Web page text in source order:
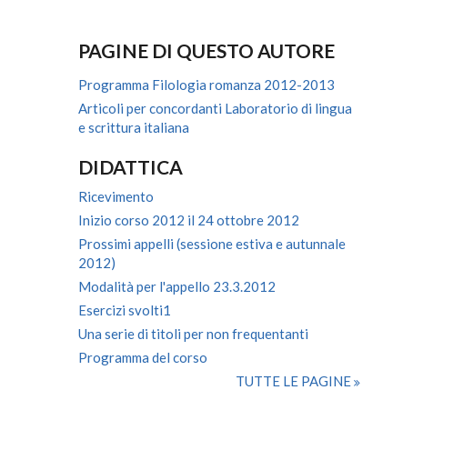
PAGINE DI QUESTO AUTORE
Programma Filologia romanza 2012-2013
Articoli per concordanti Laboratorio di lingua
e scrittura italiana
DIDATTICA
Ricevimento
Inizio corso 2012 il 24 ottobre 2012
Prossimi appelli (sessione estiva e autunnale
2012)
Modalità per l'appello 23.3.2012
Esercizi svolti1
Una serie di titoli per non frequentanti
Programma del corso
TUTTE LE PAGINE